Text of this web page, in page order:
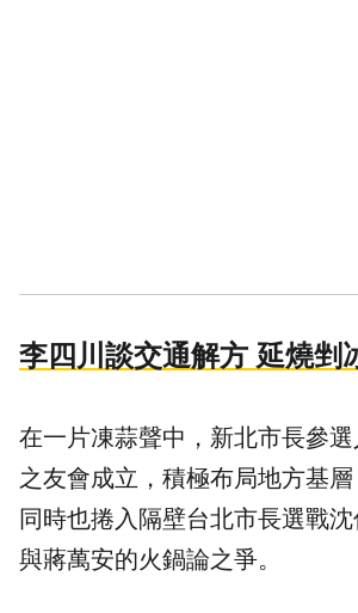
李四川談交通解方 延燒剉
在一片凍蒜聲中，新北市長參
之友會成立，積極布局地方基層
同時也捲入隔壁台北市長選戰
與蔣萬安的火鍋論之爭。